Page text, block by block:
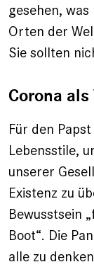
gesehen,
Orten der
Sie sollten
Corona
Für den
Lebensstile,
unserer
Existenz zu
Bewusstsein
Boot“. Die
alle zu